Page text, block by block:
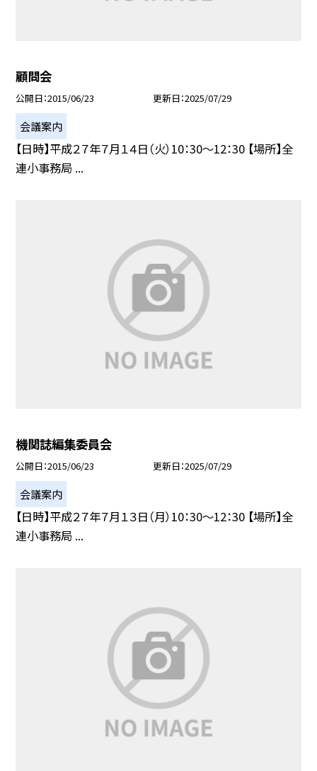
顧問会
公開日 2015/06/23 更新日 2025/07/29
会議案内
【日時】平成２７年７月１４日（火）10：30〜12：30 【場所】全
連小事務局 ...
機関誌編集委員会
公開日 2015/06/23 更新日 2025/07/29
会議案内
【日時】平成２７年７月１３日（月）10：30〜12：30 【場所】全
連小事務局 ...